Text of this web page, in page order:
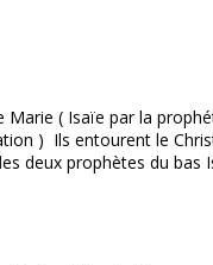
( Isaïe par la
) Ils entourent le
deux prophètes du bas